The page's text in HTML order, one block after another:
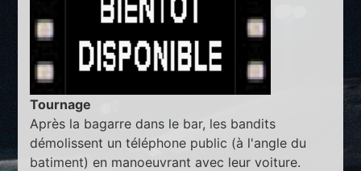
Tournage
Après la bagarre dans le bar, les bandits
démolissent un téléphone public (à l'angle du
batiment) en manoeuvrant avec leur voiture.